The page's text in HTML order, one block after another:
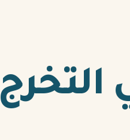
التخرج